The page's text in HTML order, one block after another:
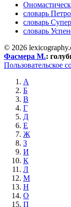
словарь
словарь
словарь
© 2026
Фасмера М.:
Пользовательское
А
Б
В
Г
Д
Е
Ж
З
И
К
Л
М
Н
О
П